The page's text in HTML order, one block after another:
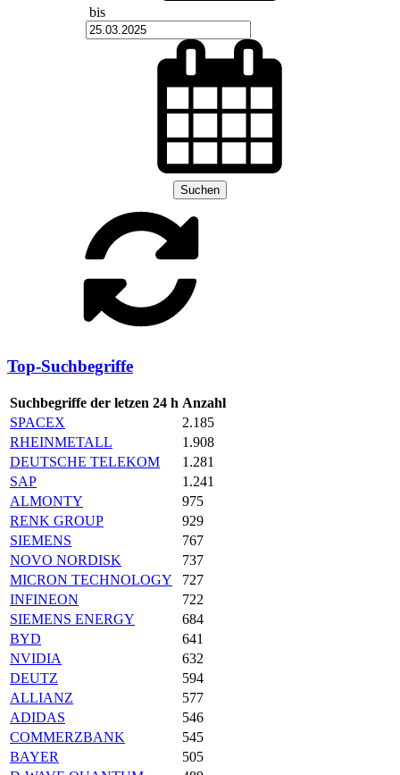
bis
Suchen
Top-Suchbegriffe
Suchbegriffe der letzen 24 h Anzahl
SPACEX
2.185
RHEINMETALL
1.908
DEUTSCHE TELEKOM
1.281
SAP
1.241
ALMONTY
975
RENK GROUP
929
SIEMENS
767
NOVO NORDISK
737
MICRON TECHNOLOGY
727
INFINEON
722
SIEMENS ENERGY
684
BYD
641
NVIDIA
632
DEUTZ
594
ALLIANZ
577
ADIDAS
546
COMMERZBANK
545
BAYER
505